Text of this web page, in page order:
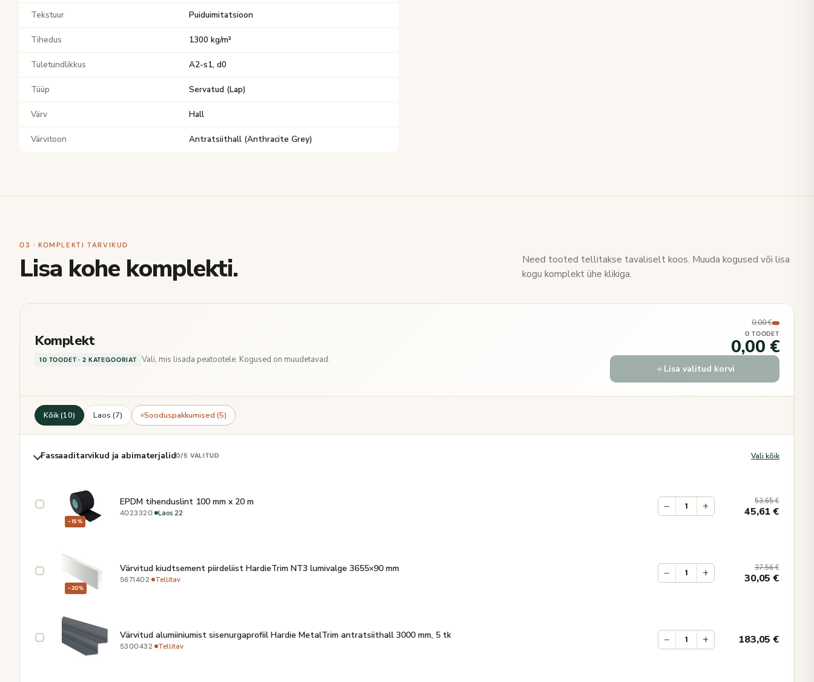
Tekstuur Puiduimitatsioon
Tihedus 1300 kg/m³
Tuletundlikkus A2-s1, d0
Tüüp Servatud (Lap)
Värv Hall
Värvitoon Antratsiithall (Anthracite Grey)
03 · KOMPLEKTI TARVIKUD
Lisa kohe komplekti.
Need tooted tellitakse tavaliselt koos. Muuda kogused või lisa
kogu komplekt ühe klikiga.
Komplekt
10 TOODET · 2 KATEGOORIAT Vali, mis lisada peatootele. Kogused on muudetavad.
0,00 €
0 TOODET
0,00 €
Lisa valitud korvi
Kõik (10) Laos (7) Sooduspakkumised (5)
Fassaaditarvikud ja abimaterjalid0/5 VALITUD Vali kõik
−15%
EPDM tihenduslint 100 mm x 20 m
4023320· Laos 22 − + 53,65€
45,61€
−20%
Värvitud kiudtsement piirdeliist HardieTrim NT3 lumivalge 3655×90 mm
5671402· Tellitav − + 37,56€
30,05€
Värvitud alumiiniumist sisenurgaprofiil Hardie MetalTrim antratsiithall 3000 mm, 5 tk
5300432· Tellitav − + 183,05€